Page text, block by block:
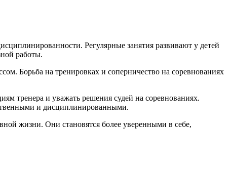
Регулярные занятия развивают у детей
работы.
Борьба на тренировках и соперничество на соревнованиях
тренера и уважать решения судей на соревнованиях.
и дисциплинированными.
жизни. Они становятся более уверенными в себе,